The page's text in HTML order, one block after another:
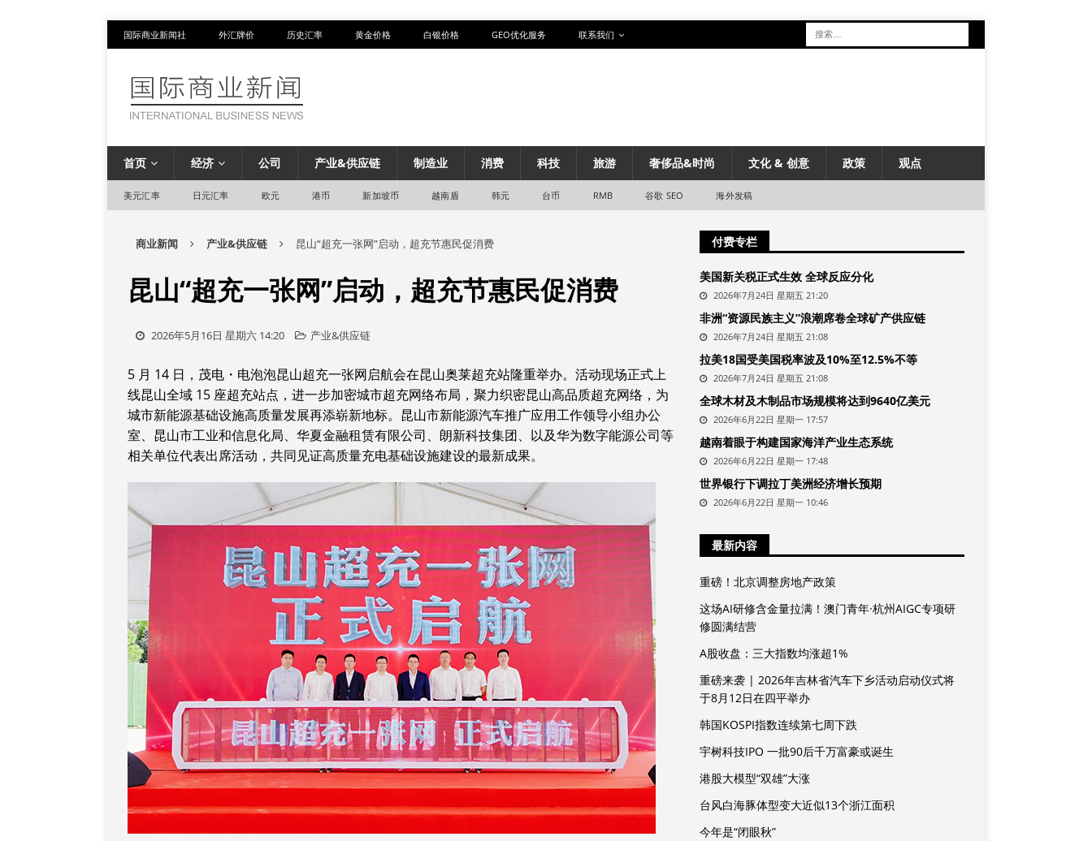
国际商业新闻社 外汇牌价 历史汇率 黄金价格 白银价格 GEO优化服务 联系我们
首页 经济 公司 产业&供应链 制造业 消费 科技 旅游 奢侈品&时尚 文化 & 创意 政策 观点
美元汇率 日元汇率 欧元 港币 新加坡币 越南盾 韩元 台币 RMB 谷歌 SEO 海外发稿
商业新闻 产业&供应链 昆山“超充一张网”启动，超充节惠民促消费
昆山“超充一张网”启动，超充节惠民促消费
2026年5月16日 星期六 14:20 产业&供应链
5 月 14 日，茂电・电泡泡昆山超充一张网启航会在昆山奥莱超充站隆重举办。活动现场正式上
线昆山全域 15 座超充站点，进一步加密城市超充网络布局，聚力织密昆山高品质超充网络，为
城市新能源基础设施高质量发展再添崭新地标。昆山市新能源汽车推广应用工作领导小组办公
室、昆山市工业和信息化局、华夏金融租赁有限公司、朗新科技集团、以及华为数字能源公司等
相关单位代表出席活动，共同见证高质量充电基础设施建设的最新成果。
付费专栏
美国新关税正式生效 全球反应分化
2026年7月24日 星期五 21:20
非洲“资源民族主义”浪潮席卷全球矿产供应链
2026年7月24日 星期五 21:08
拉美18国受美国税率波及10%至12.5%不等
2026年7月24日 星期五 21:08
全球木材及木制品市场规模将达到9640亿美元
2026年6月22日 星期一 17:57
越南着眼于构建国家海洋产业生态系统
2026年6月22日 星期一 17:48
世界银行下调拉丁美洲经济增长预期
2026年6月22日 星期一 10:46
最新内容
重磅！北京调整房地产政策
这场AI研修含金量拉满！澳门青年·杭州AIGC专项研
修圆满结营
A股收盘：三大指数均涨超1%
重磅来袭 | 2026年吉林省汽车下乡活动启动仪式将
于8月12日在四平举办
韩国KOSPI指数连续第七周下跌
宇树科技IPO 一批90后千万富豪或诞生
港股大模型“双雄”大涨
台风白海豚体型变大近似13个浙江面积
今年是“闭眼秋”